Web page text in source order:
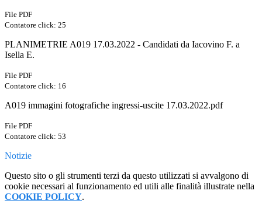
File PDF
Contatore click: 25
PLANIMETRIE A019 17.03.2022 - Candidati da Iacovino F. a
Isella E.
File PDF
Contatore click: 16
A019 immagini fotografiche ingressi-uscite 17.03.2022.pdf
File PDF
Contatore click: 53
Notizie
Questo sito o gli strumenti terzi da questo utilizzati si avvalgono di
cookie necessari al funzionamento ed utili alle finalità illustrate nella
COOKIE POLICY.